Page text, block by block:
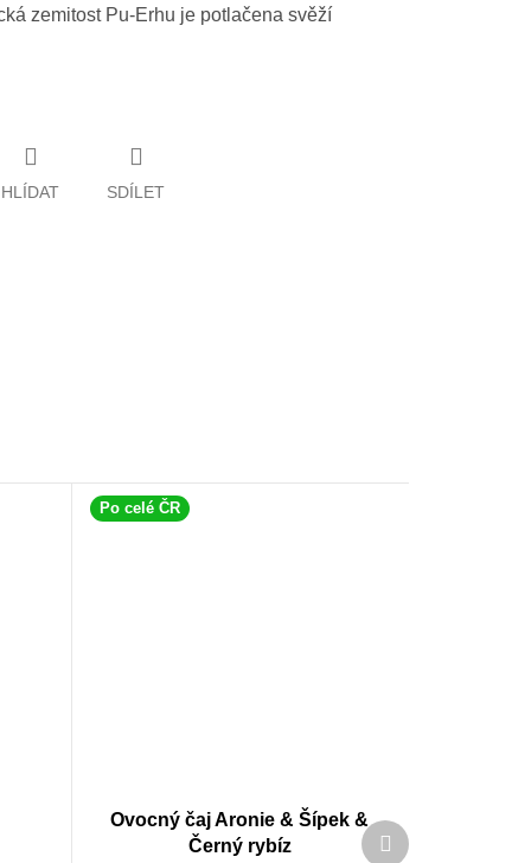
zemitost Pu-Erhu je potlačena svěží
HLÍDAT SDÍLET
Po celé ČR
Ovocný čaj Aronie & Šípek &
Černý rybíz
Další
produkt